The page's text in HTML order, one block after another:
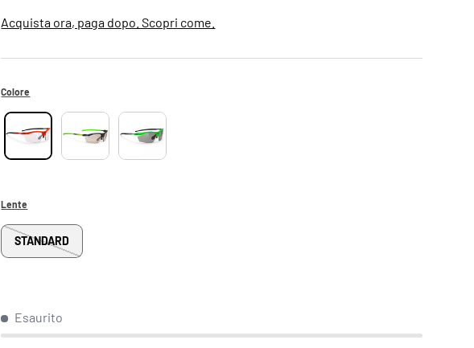
Acquista ora, paga dopo. Scopri come.
Colore
Lente
STANDARD
Esaurito